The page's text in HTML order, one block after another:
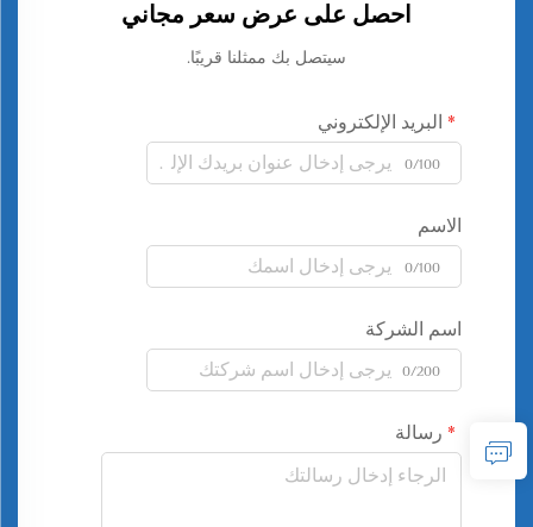
احصل على عرض سعر مجاني
سيتصل بك ممثلنا قريبًا.
البريد الإلكتروني
0/100
الاسم
0/100
اسم الشركة
0/200
رسالة